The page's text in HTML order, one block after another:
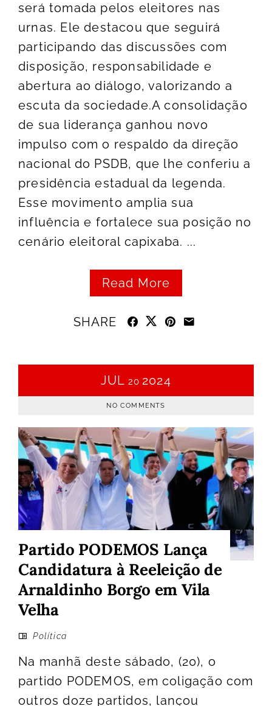
será tomada pelos eleitores nas
urnas. Ele destacou que seguirá
participando das discussões com
disposição, responsabilidade e
abertura ao diálogo, valorizando a
escuta da sociedade.A consolidação
de sua liderança ganhou novo
impulso com o respaldo da direção
nacional do PSDB, que lhe conferiu a
presidência estadual da legenda.
Esse movimento amplia sua
influência e fortalece sua posição no
cenário eleitoral capixaba. ...
Read More
SHARE
JUL 20 2024
NO COMMENTS
Partido PODEMOS Lança
Candidatura à Reeleição de
Arnaldinho Borgo em Vila
Velha
Política
Na manhã deste sábado, (20), o
partido PODEMOS, em coligação com
outros doze partidos, lançou